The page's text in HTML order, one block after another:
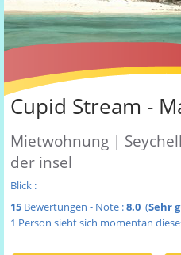
Cupid Stream -
Mietwohnung |
der insel
Blick :
15 Bewertungen - Note :8.0 (Sehr
1 Person sieht sich momentan